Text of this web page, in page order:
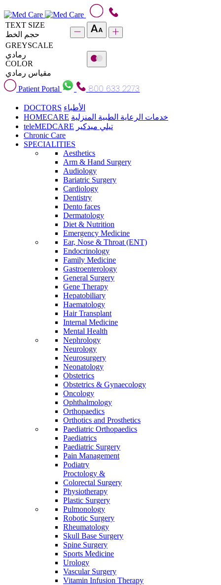
TEXT SIZE
حجم الخط
GREYSCALE
رمادي
COLOR
مقياس رمادي
Patient Portal
800 633 2273
DOCTORS الأطباء
HOMECARE خدمات الرعاية الطبية المنزلية
teleMEDCARE تيلي ميدكير
Chronic Care
SPECIALITIES
Aesthetics
Arm & Hand Surgery
Audiology
Bariatric Surgery
Cardiology
Dentistry
Dento faces
Dermatology
Diet & Nutrition
Emergency Medicine
Ear, Nose & Throat (ENT)
Endocrinology
Family Medicine
Gastroenterology
General Surgery
Gene Therapy
Hepatobiliary
Haematology
Hair Transplant
Internal Medicine
Mental Health
Nephrology
Neurology
Neurosurgery
Neonatology
Obstetrics
Obstetrics & Gynaecology
Oncology
Ophthalmology
Orthopaedics
Orthotics and Prosthetics
Paediatric Orthopaedics
Paediatrics
Paediatric Surgery
Pain Management
Podiatry
Proctology &
Colorectal Surgery
Physiotherapy
Plastic Surgery
Pulmonology
Robotic Surgery
Rheumatology
Skull Base Surgery
Spine Surgery
Sports Medicine
Urology
Vascular Surgery
Vitamin Infusion Therapy